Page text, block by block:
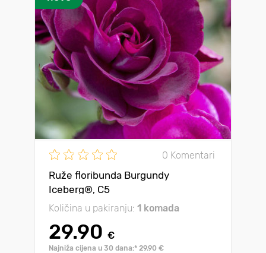
0 Komentari
Ruže floribunda Burgundy
Iceberg®, C5
Količina u pakiranju: 1 komada
29.90 €
Najniža cijena u 30 dana:* 29.90 €